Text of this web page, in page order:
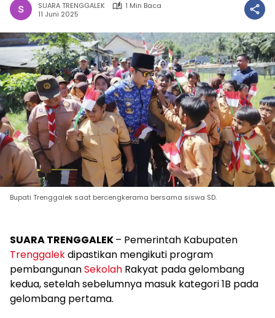
SUARA TRENGGALEK
1 Min Baca
11 Juni 2025
Bupati Trenggalek saat bercengkerama bersama siswa SD.
SUARA TRENGGALEK– Pemerintah Kabupaten
Trenggalekdipastikan mengikuti program
pembangunanSekolah Rakyat pada gelombang
kedua, setelah sebelumnya masuk kategori 1B pada
gelombang pertama.